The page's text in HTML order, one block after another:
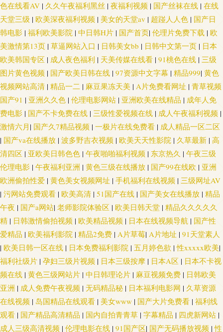
黑人激情影院 青青操男人的天堂 亚洲情趣自拍 超碰在线久热 麻豆一二区 污
视频在线下载 www99操 久久国产熟女视频 亚洲爱豆天堂玩 东方av网 国产人
妖网站 国产18页 青青草操逼视频 97国产精品 精品三级网站 五月激情在线网
欧美伊人日逼视频 超碰免费在线观看 男女91上 影音先锋在线三级 福利视频
成人A片 超碰人妻偷拍 男人天堂抠逼 午夜福利a毛片 99这里有精品 老司机黄
色A片 自拍影音在线 国产28页 欧美太性交 在线观看超碰 久草导航 微拍福利
69 91网址在线视频 国产精品第十页 日本AA网站 福利视频成人A片 欧美淫色
网站 伊人久久网站 白丝巨乳被后入 日本操逼网 91先生无码 国家肏主播 日本
黄色片 51草草 国产会所技师高跟 亚洲伊人网香蕉网 成人视频香蕉 欧洲A级
网站 伊人久艹 海角社区av在线 日韩三级片AV 91无码超碰爱搞 黑人黄色网
日本AV网站 97色论精品 久草视频福利资源 午夜操B影院 变态抖阴com 日韩
A级视频 91在线观看视频 国内性爱 日韩TVA级片 91黑丝自慰 日韩αV www
久久肏 免费九一 91黑丝在线 日韩美女大片 91在线导航 亚洲精品视频二区 国
色在线看AV | 久久午夜福利黑丝 | 夜福利视频 | 国产丝袜在线 | 在线
天堂三级 | 欧美深夜福利视频 | 美女的天堂av | 超踫人人色 | 国产日
韩电影 | 福利欧美影院 | 中日韩H片 | 国产首页| 伦理片免费下载 | 欧
美激情第13页 | 草逼网站入口 | 日韩美女bb | 日韩中文第一页 | 日本
欧美韩国专区 | 成人夜色福利 | 天美传媒在线看 | 91桃色在线 | 三级
图片黄色视频 | 国产欧美日韩在线 | 97资源中文字幕 | 精品999| 黄色
视频网站高清 | 精品一二 | 麻豆果冻天美 | A片免费看网址 | 青草视频
国产91 | 亚洲久久色 | 伦理电影网站 | 亚洲欧美在线精品 | 成年人免
费电影 | 国产不卡免费在线 | 三级性爱视频在线 | 成人午夜福利视频 |
激情六月 | 国产久7精品视频 | 一极片在线免费看 | 成人精品一区二区
| 国产va在线播放 | 波多野吉衣视频 | 欧美天天性影院 | 久草最新 | 高
清四区 | 亚欧美日韩色色 | 午夜啪啪福利视频 | 东京热久 | 午夜三级
伦理电影 | 午夜福利亚洲 | 黄色三级在线播放 | 国产99在线欧 | 亚洲
欧洲偷拍性爱 | 黄色美女视频网址 | 手机福利在线视频 | 三级网址AV
| 污网站免费观看 | 欧美高清 | 51国产在线 | 国产美女在线播放 | 精品
午夜 | 国产a网站| 老师影院体验区 | 欧美日韩天堂 | 精品久久久久久
精 | 日韩激情偷拍视频 | 欧美精品视频 | 日本在线视频导航 | 国产性
爱精品 | 欧美福利影院 | 精品2免费 | A片草莓| A片地址 | 91天堂素人
| 欧美日韩一区在线 | 日本免费福利影院 | 五月婷色欲 |性xxxxx欧美|
福利社级片 | 孕妇三级片视频 | 日本三级按摩 | 日本A区 | 日本不卡视
频在线 | 黄色三级网站片 | 中日韩理论片 | 麻豆视频免费 | 日韩欧美
亚洲 | 成人免费午夜视频 | 无码精品秘 | 日本福利电影网 | 久草资源
在线视频 | 岛国精品在线观看 | 美女www | 国产大片免费看 | 福利线
观看 | 国产精品高清精品 | 国内自拍青青草 | 字幕精品 | 四虎新网站 |
成人三级高清视频 | 伦理电影在线 | 91国产区| 国产无码播放视频 |性